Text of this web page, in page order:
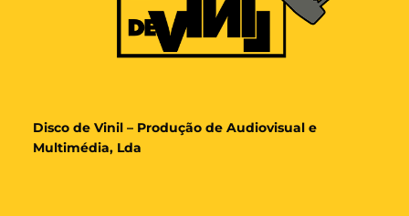
Disco de Vinil – Produção de Audiovisual e
Multimédia, Lda